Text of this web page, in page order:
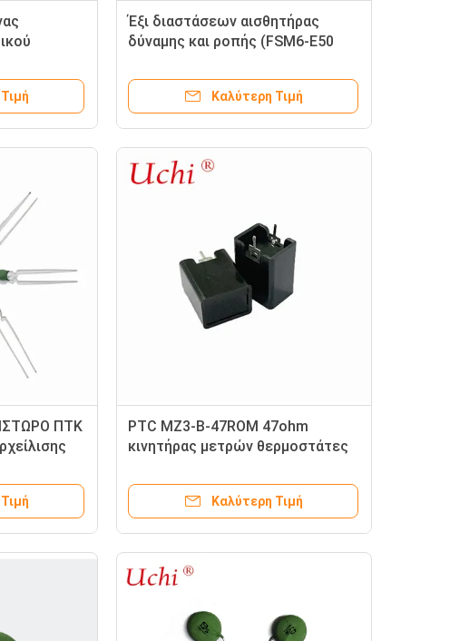
Έξι διαστάσεων αισθητήρας
δύναμης και ροπής (FSM6-E50
Καλύτερη Τιμή
ΠΤΚ
PTC MZ3-B-47ROM 47ohm
κινητήρας μετρών θερμοστάτες
απομαγνητισμού
Καλύτερη Τιμή